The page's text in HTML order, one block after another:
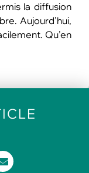
la diffusion
Aujourd’hui,
Qu’en